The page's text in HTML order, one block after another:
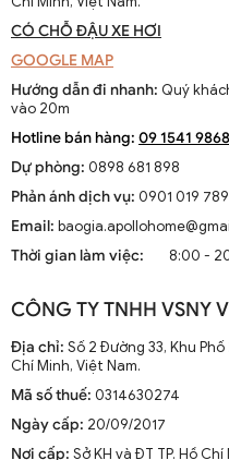
CÓ CHỖ ĐẬU XE HƠI
GOOGLE MAP
Hướng dẫn đi nhanh: Quý
vào 20m
Hotline bán hàng: 09 1541 9868
Dự phòng: 0898 681 898
Phản ánh dịch vụ: 0901 019 789
Email:
Thời gian làm việc:
8:00 -
CÔNG TY TNHH VSNY
Địa chỉ: Số 2 Đường 33, Khu
Chí Minh, Việt Nam.
Mã số thuế: 0314630274
Ngày cấp: 20/09/2017
Nơi cấp: Sở KH và ĐT TP. Hồ Chí